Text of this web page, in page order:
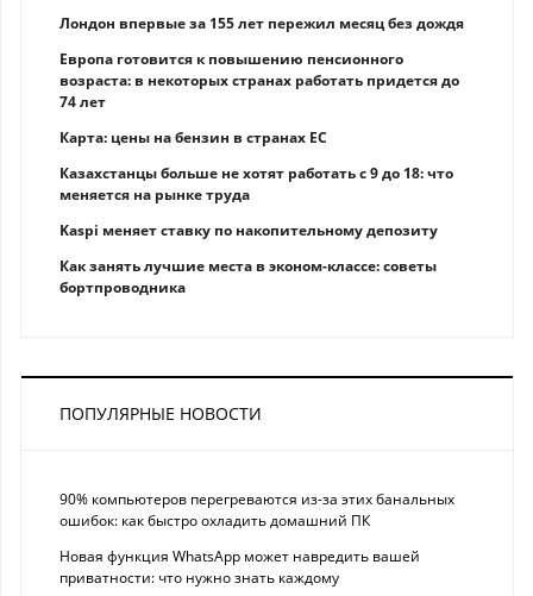
Лондон впервые за 155 лет пережил месяц без дождя
Европа готовится к повышению пенсионного
возраста: в некоторых странах работать придется до
74 лет
Карта: цены на бензин в странах ЕС
Казахстанцы больше не хотят работать с 9 до 18: что
меняется на рынке труда
Kaspi меняет ставку по накопительному депозиту
Как занять лучшие места в эконом-классе: советы
бортпроводника
ПОПУЛЯРНЫЕ НОВОСТИ
90% компьютеров перегреваются из-за этих банальных
ошибок: как быстро охладить домашний ПК
Новая функция WhatsApp может навредить вашей
приватности: что нужно знать каждому